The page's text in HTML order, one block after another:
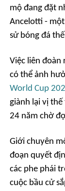
mộ đang đặt
Ancelotti -
sử bóng đá
Việc liên
có thể ảnh
World Cup
giành lại vị
24 năm chờ
Giới chuyên
đoạn quyết
các phe phái
cuộc bầu cử